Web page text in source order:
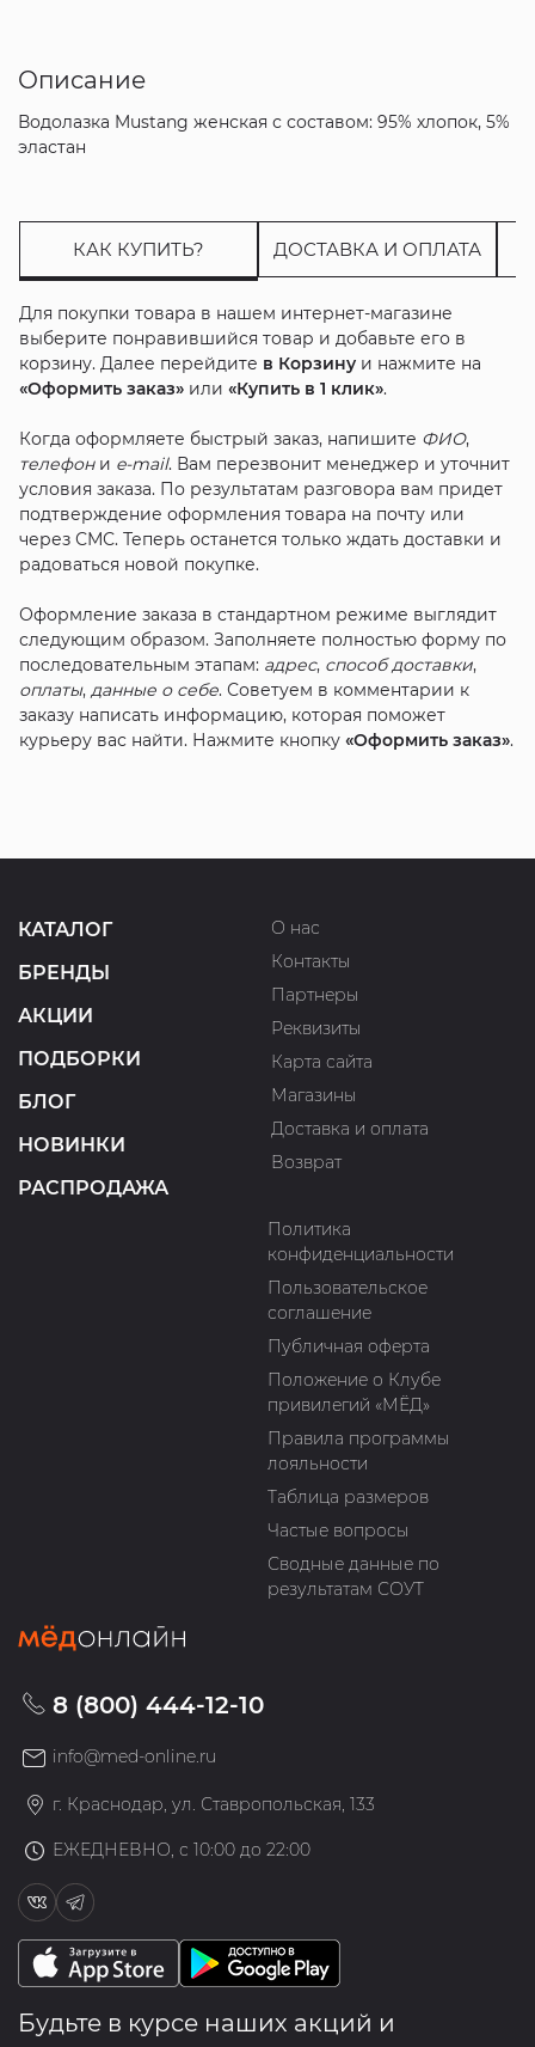
Описание
Водолазка Mustang женская с составом: 95% хлопок, 5%
эластан
КАК КУПИТЬ? ДОСТАВКА И ОПЛАТА
Для покупки товара в нашем интернет-магазине
выберите понравившийся товар и добавьте его в
корзину. Далее перейдите в Корзинуи нажмите на
«Оформить заказ»или «Купить в 1 клик».
Когда оформляете быстрый заказ, напишите ФИО,
телефони e-mail. Вам перезвонит менеджер и уточнит
условия заказа. По результатам разговора вам придет
подтверждение оформления товара на почту или
через СМС. Теперь останется только ждать доставки и
радоваться новой покупке.
Оформление заказа в стандартном режиме выглядит
следующим образом. Заполняете полностью форму по
последовательным этапам: адрес, способ доставки,
оплаты, данные о себе. Советуем в комментарии к
заказу написать информацию, которая поможет
курьеру вас найти. Нажмите кнопку «Оформить заказ».
КАТАЛОГ
БРЕНДЫ
АКЦИИ
ПОДБОРКИ
БЛОГ
НОВИНКИ
РАСПРОДАЖА
О нас
Контакты
Партнеры
Реквизиты
Карта сайта
Магазины
Доставка и оплата
Возврат
Политика
конфиденциальности
Пользовательское
соглашение
Публичная оферта
Положение о Клубе
привилегий «МЁД»
Правила программы
лояльности
Таблица размеров
Частые вопросы
Сводные данные по
результатам СОУТ
8 (800) 444-12-10
info@med-online.ru
г. Краснодар, ул. Ставропольская, 133
ЕЖЕДНЕВНО, с 10:00 до 22:00
Будьте в курсе наших акций и